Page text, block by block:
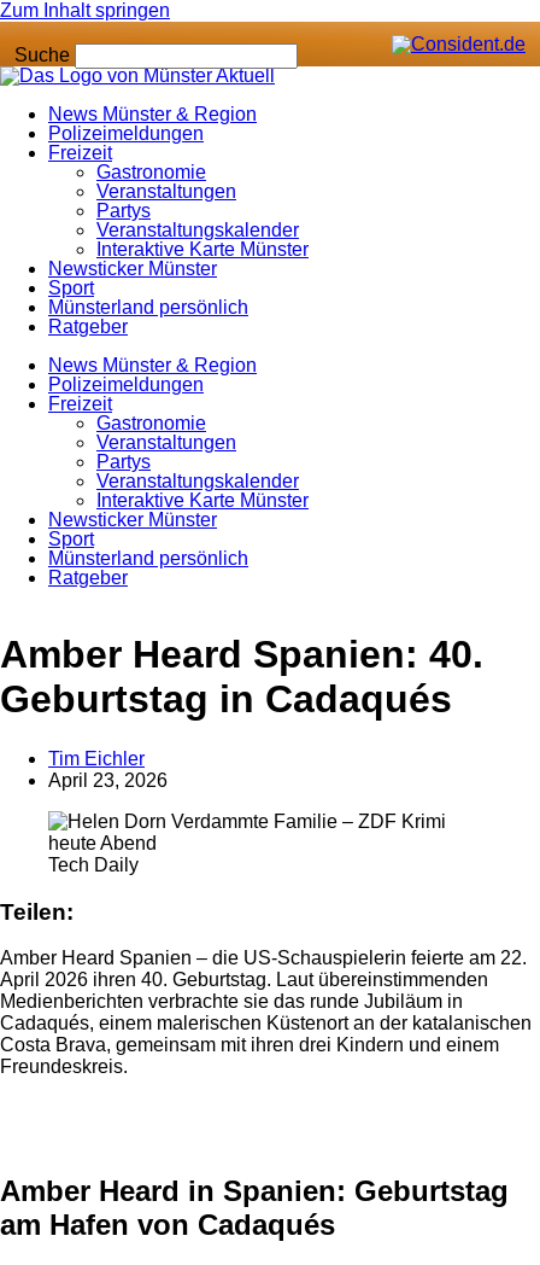
Zum Inhalt springen
Suche
News Münster & Region
Polizeimeldungen
Freizeit
Gastronomie
Veranstaltungen
Partys
Veranstaltungskalender
Interaktive Karte Münster
Newsticker Münster
Sport
Münsterland persönlich
Ratgeber
News Münster & Region
Polizeimeldungen
Freizeit
Gastronomie
Veranstaltungen
Partys
Veranstaltungskalender
Interaktive Karte Münster
Newsticker Münster
Sport
Münsterland persönlich
Ratgeber
Anzeige
Amber Heard Spanien: 40.
Geburtstag in Cadaqués
Tim Eichler
April 23, 2026
Tech Daily
Teilen:
Amber Heard Spanien – die US-Schauspielerin feierte am 22.
April 2026 ihren 40. Geburtstag. Laut übereinstimmenden
Medienberichten verbrachte sie das runde Jubiläum in
Cadaqués, einem malerischen Küstenort an der katalanischen
Costa Brava, gemeinsam mit ihren drei Kindern und einem
Freundeskreis.
Amber Heard in Spanien: Geburtstag
am Hafen von Cadaqués